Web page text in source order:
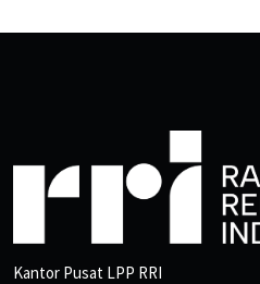
Kantor Pusat LPP RRI